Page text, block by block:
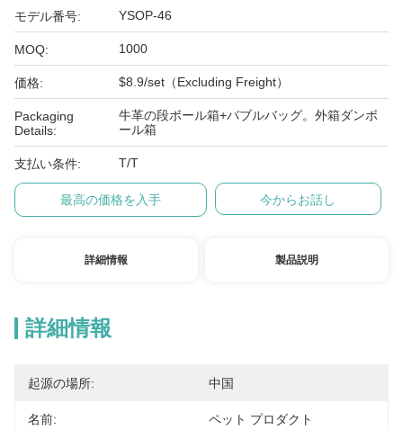
モデル番号: YSOP-46
MOQ: 1000
価格: $8.9/set（Excluding Freight）
Packaging
Details:
牛革の段ボール箱+バブルバッグ。外箱ダンボ
ール箱
支払い条件: T/T
最高の価格を入手 今からお話し
詳細情報 製品説明
詳細情報
起源の場所: 中国
名前: ペット プロダクト